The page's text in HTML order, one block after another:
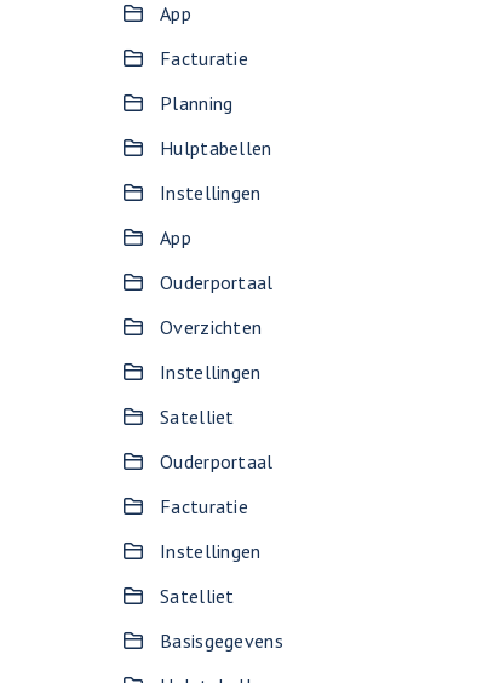
App
Facturatie
Planning
Hulptabellen
Instellingen
App
Ouderportaal
Overzichten
Instellingen
Satelliet
Ouderportaal
Facturatie
Instellingen
Satelliet
Basisgegevens